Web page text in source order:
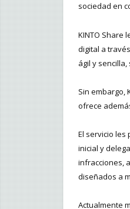
sociedad en
KINTO Share
digital a
ágil y
Sin embargo,
ofrece
El servicio
inicial y
infracciones,
diseñados a
Actualmente